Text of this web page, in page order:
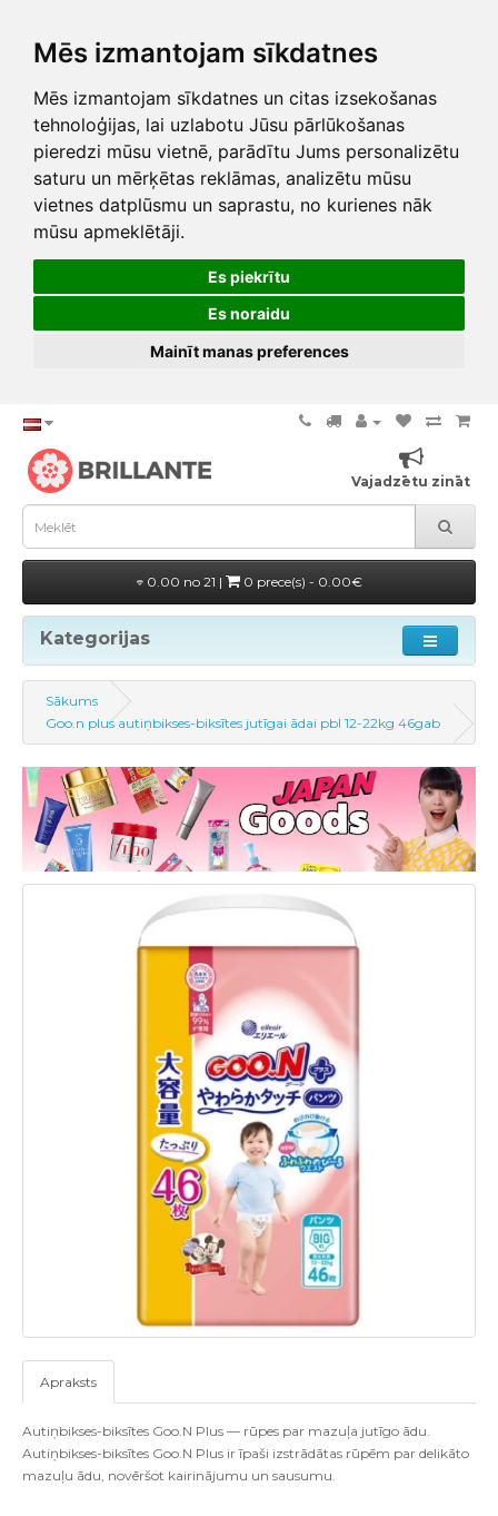
Mēs izmantojam sīkdatnes
Mēs izmantojam sīkdatnes un citas izsekošanas
tehnoloģijas, lai uzlabotu Jūsu pārlūkošanas
pieredzi mūsu vietnē, parādītu Jums personalizētu
saturu un mērķētas reklāmas, analizētu mūsu
vietnes datplūsmu un saprastu, no kurienes nāk
mūsu apmeklētāji.
Es piekrītu
Es noraidu
Mainīt manas preferences
Vajadzētu zināt
0.00 no 21 | 0 prece(s) - 0.00€
Kategorijas
Sākums
Goo.n plus autiņbikses-biksītes jutīgai ādai pbl 12-22kg 46gab
Apraksts
Autiņbikses-biksītes Goo.N Plus — rūpes par mazuļa jutīgo ādu.
Autiņbikses-biksītes Goo.N Plus ir īpaši izstrādātas rūpēm par delikāto
mazuļu ādu, novēršot kairinājumu un sausumu.